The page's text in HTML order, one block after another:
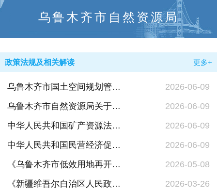
乌鲁木齐市自然资源局
政策法规及相关解读 更多+
乌鲁木齐市国土空间规划管理技术规定政策解读
2026-06-09
乌鲁木齐市自然资源局关于印发《乌鲁木齐市国土空间规划管理技术规定》的通知
2026-06-09
中华人民共和国矿产资源法实施条例
2026-06-09
中华人民共和国民营经济促进法
2026-06-09
《乌鲁木齐市低效用地再开发试点实施方案》政策解读
2026-05-08
《新疆维吾尔自治区人民政府关于调整实施一批自治区级行政职权事项的决定》
2026-03-26